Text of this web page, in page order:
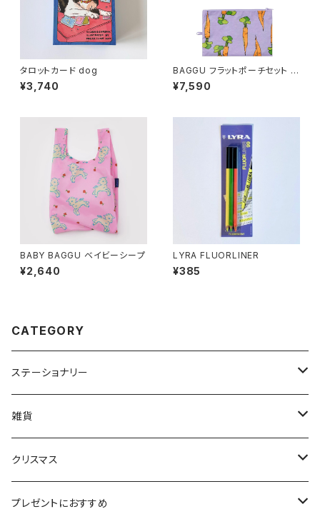
タロットカード dog
¥3,740
BAGGU フラットポーチセット C
arrots & Berries
¥7,590
BABY BAGGU ベイビーシープ
¥2,640
LYRA FLUORLINER
¥385
CATEGORY
ステーショナリー
カレンダー、手帳
筆記具
紙製品
雑貨
BAGGU
lovi
クリスマス
NORDIKA design
プレゼントにおすすめ